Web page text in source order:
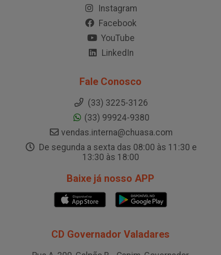
Instagram
Facebook
YouTube
LinkedIn
Fale Conosco
(33) 3225-3126
(33) 99924-9380
vendas.interna@chuasa.com
De segunda a sexta das 08:00 às 11:30 e
13:30 às 18:00
Baixe já nosso APP
CD Governador Valadares